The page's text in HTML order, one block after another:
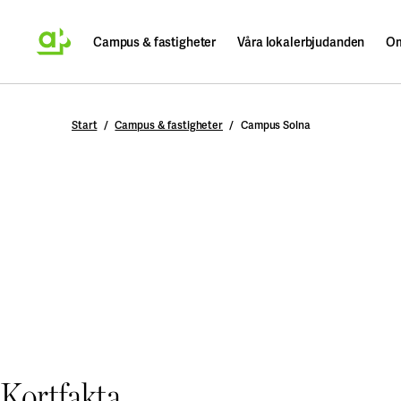
Campus & fastigheter Våra lokalerbjudanden
Sök
Start Campus & fastigheter Campus Solna